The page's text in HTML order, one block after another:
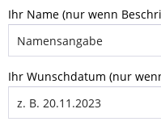
Ihr Name (nur wenn
Ihr Wunschdatum (nur